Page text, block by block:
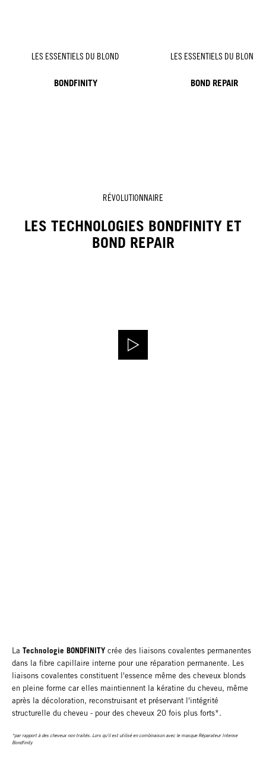
LES ESSENTIELS DU BLOND
BONDFINITY
LES ESSENTIELS DU BLOND
BOND REPAIR
RÉVOLUTIONNAIRE
LES TECHNOLOGIES BONDFINITY ET
BOND REPAIR
La Technologie BONDFINITY crée des liaisons covalentes permanentes
dans la fibre capillaire interne pour une réparation permanente. Les
liaisons covalentes constituent l'essence même des cheveux blonds
en pleine forme car elles maintiennent la kératine du cheveu, même
après la décoloration, reconstruisant et préservant l'intégrité
structurelle du cheveu - pour des cheveux 20 fois plus forts*.
*par rapport à des cheveux non traités. Lors qu'il est utilisé en combinaison avec le masque Réparateur Intense
Bondfinity